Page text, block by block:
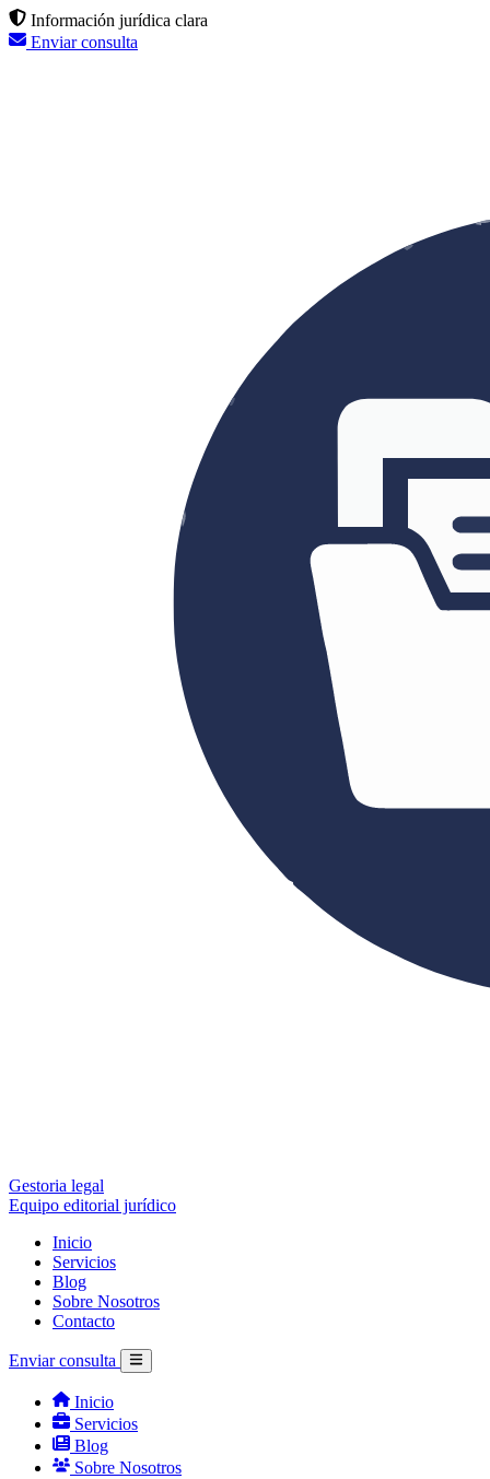
Información jurídica clara
Enviar consulta
Gestoria legal
Equipo editorial jurídico
Inicio
Servicios
Blog
Sobre Nosotros
Contacto
Enviar consulta
Inicio
Servicios
Blog
Sobre Nosotros